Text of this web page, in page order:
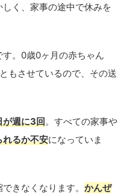
く、家事の途中で休みを
す。0歳0ヶ月の赤ちゃん
もさせているので、その送
が週に3回。すべての家事や
れるか不安になっていま
きなくなります。 かんぜ